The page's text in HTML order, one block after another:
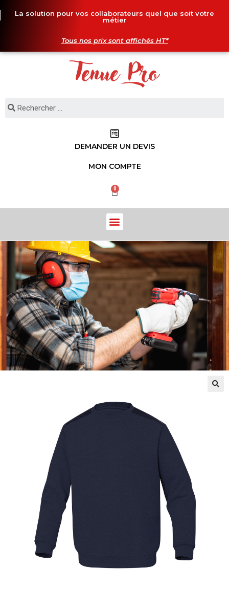
La solution pour vos collaborateurs quel que soit votre
métier
Tous nos prix sont affichés HT*
DEMANDER UN DEVIS
MON COMPTE
0